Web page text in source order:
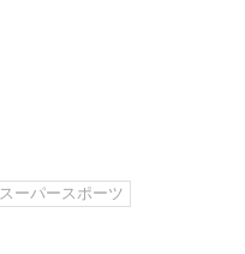
スーパースポーツ